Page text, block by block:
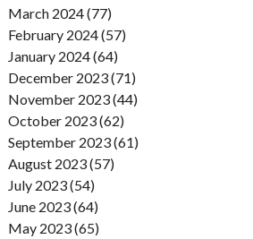
March 2024 (77)
February 2024 (57)
January 2024 (64)
December 2023 (71)
November 2023 (44)
October 2023 (62)
September 2023 (61)
August 2023 (57)
July 2023 (54)
June 2023 (64)
May 2023 (65)